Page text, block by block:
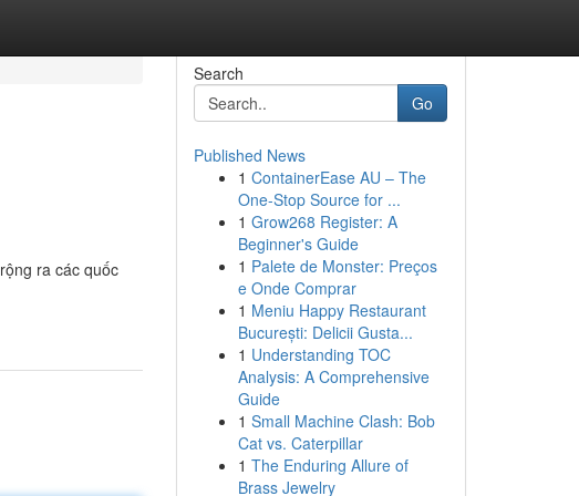
ra các quốc
Search
Go
Published News
1 ContainerEase AU – The
One-Stop Source for ...
1 Grow268 Register: A
Beginner's Guide
1 Palete de Monster: Preços
e Onde Comprar
1 Meniu Happy Restaurant
București: Delicii Gusta...
1 Understanding TOC
Analysis: A Comprehensive
Guide
1 Small Machine Clash: Bob
Cat vs. Caterpillar
1 The Enduring Allure of
Brass Jewelry